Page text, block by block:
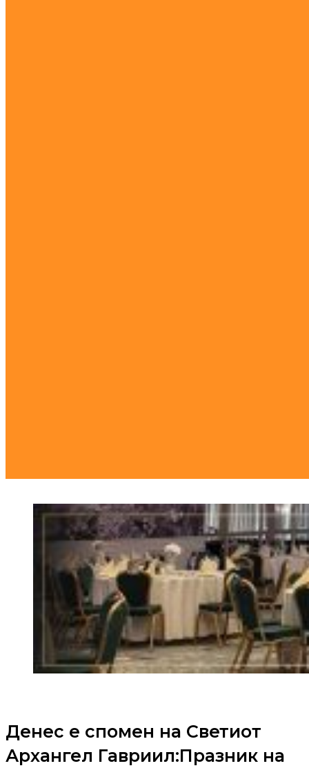
Денес е спомен на Светиот
Архангел Гавриил:Празник на